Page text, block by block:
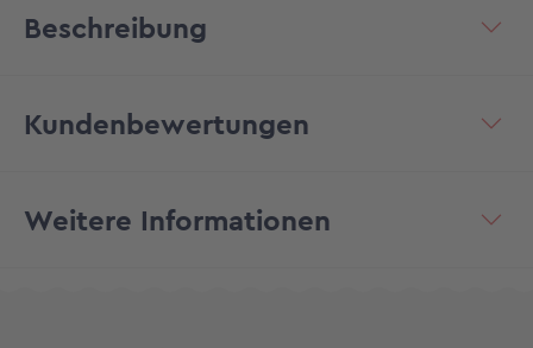
Beschreibung
Kundenbewertungen
Weitere Informationen